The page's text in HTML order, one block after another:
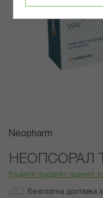
Преминете
началото
Neopharm
НЕОПСОРАЛ
Бъдете първият оценил
Безплатна доставка